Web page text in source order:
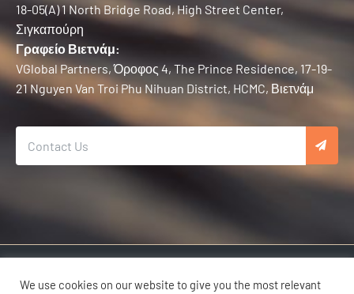
18-05(A) 1 North Bridge Road, High Street Center,
Σιγκαπούρη
Γραφείο Βιετνάμ:
VGlobal Partners, Όροφος 4, The Prince Residence, 17-19-
21 Nguyen Van Troi Phu Nihuan District, HCMC, Βιετνάμ
δικαιώματος.
We use cookies on our website to give you the most relevant